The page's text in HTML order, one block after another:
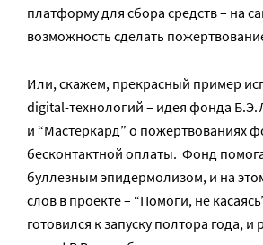
платформу для сбора средств – на
возможность сделать
Или, скажем, прекрасный пример
digital-технологий – идея фонда
и “Мастеркард” о пожертвованиях
бесконтактной оплаты. Фонд
буллезным эпидермолизом, и на
слов в проекте – “Помоги, не
готовился к запуску полтора года, и